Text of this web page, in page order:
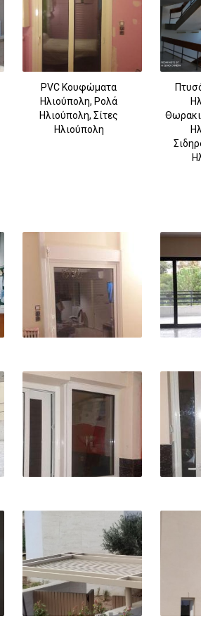
PVC Κουφώματα
Ηλιούπολη, Ρολά
Ηλιούπολη, Σίτες
Ηλιούπολη